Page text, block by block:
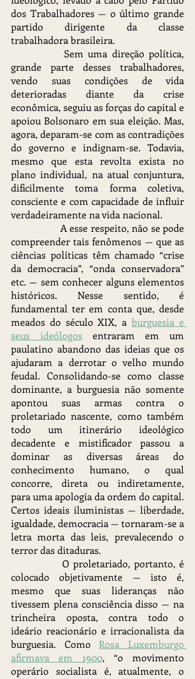
dos Trabalhadores — o último grande
partido dirigente da classe
trabalhadora brasileira.
grande parte desses trabalhadores,
vendo suas condições de vida
deterioradas diante da crise
econômica, seguiu as forças do capital e
apoiou Bolsonaro em sua eleição. Mas,
agora, deparam-se com as contradições
do governo e indignam-se. Todavia,
mesmo que esta revolta exista no
plano individual, na atual conjuntura,
dificilmente toma forma coletiva,
consciente e com capacidade de influir
verdadeiramente na vida nacional.
compreender tais fenômenos — que as
ciências políticas têm chamado “crise
da democracia”, “onda conservadora”
etc. — sem conhecer alguns elementos
históricos. Nesse sentido, é
fundamental ter em conta que, desde
meados do século XIX, a burguesia e
seus ideólogos entraram em um
paulatino abandono das ideias que os
ajudaram a derrotar o velho mundo
feudal. Consolidando-se como classe
dominante, a burguesia não somente
apontou suas armas contra o
proletariado nascente, como também
todo um itinerário ideológico
decadente e mistificador passou a
dominar as diversas áreas do
conhecimento humano, o qual
concorre, direta ou indiretamente,
para uma apologia da ordem do capital.
Certos ideais iluministas — liberdade,
igualdade, democracia — tornaram-se a
letra morta das leis, prevalecendo o
terror das ditaduras.
		O proletariado, portanto, é
colocado objetivamente — isto é,
mesmo que suas lideranças não
tivessem plena consciência disso — na
trincheira oposta, contra todo o
ideário reacionário e irracionalista da
burguesia. Como Rosa Luxemburgo
afirmava em 1900, “o movimento
operário socialista é, atualmente, o